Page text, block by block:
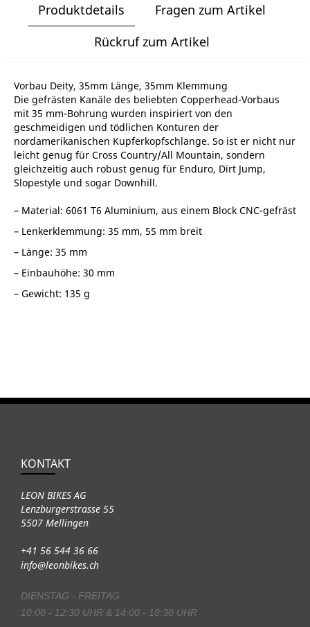
Produktdetails
Fragen zum Artikel
Rückruf zum Artikel
Vorbau Deity, 35mm Länge, 35mm Klemmung
Die gefrästen Kanäle des beliebten Copperhead-Vorbaus
mit 35 mm-Bohrung wurden inspiriert von den
geschmeidigen und tödlichen Konturen der
nordamerikanischen Kupferkopfschlange. So ist er nicht nur
leicht genug für Cross Country/All Mountain, sondern
gleichzeitig auch robust genug für Enduro, Dirt Jump,
Slopestyle und sogar Downhill.
– Material: 6061 T6 Aluminium, aus einem Block CNC-gefräst
– Lenkerklemmung: 35 mm, 55 mm breit
– Länge: 35 mm
– Einbauhöhe: 30 mm
– Gewicht: 135 g
KONTAKT
LEON BIKES AG
Lenzburgerstrasse 55
5507 Mellingen
+41 56 544 36 66
info@leonbikes.ch
DIENSTAG - FREITAG
10:00 - 12:30 UHR & 14:00 - 18:30 UHR